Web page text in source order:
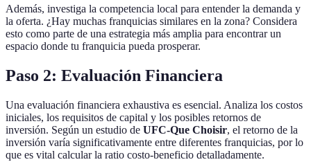
Además, investiga la competencia local para entender la demanda y
la oferta. ¿Hay muchas franquicias similares en la zona? Considera
esto como parte de una estrategia más amplia para encontrar un
espacio donde tu franquicia pueda prosperar.
Paso 2: Evaluación Financiera
Una evaluación financiera exhaustiva es esencial. Analiza los costos
iniciales, los requisitos de capital y los posibles retornos de
inversión. Según un estudio de UFC-Que Choisir, el retorno de la
inversión varía significativamente entre diferentes franquicias, por lo
que es vital calcular la ratio costo-beneficio detalladamente.